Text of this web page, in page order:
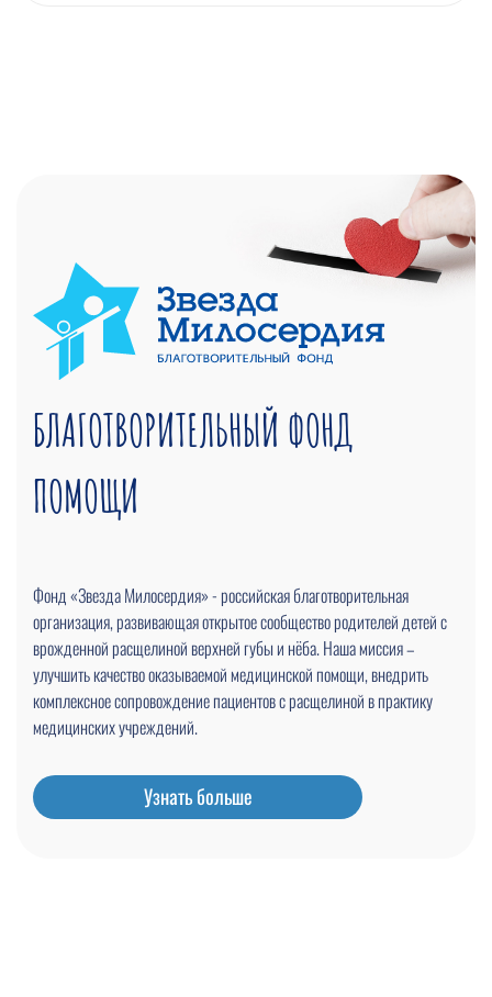
БЛАГОТВОРИТЕЛЬНЫЙ ФОНД
ПОМОЩИ
Фонд «Звезда Милосердия» - российская благотворительная
организация, развивающая открытое сообщество родителей детей с
врожденной расщелиной верхней губы и нёба. Наша миссия –
улучшить качество оказываемой медицинской помощи, внедрить
комплексное сопровождение пациентов с расщелиной в практику
медицинских учреждений.
Узнать больше